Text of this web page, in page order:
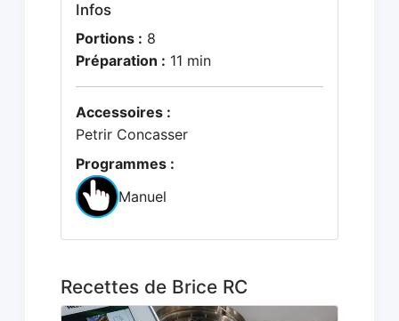
Infos
Portions : 8
Préparation : 11 min
Accessoires :
Petrir Concasser
Programmes :
Manuel
Recettes de Brice RC